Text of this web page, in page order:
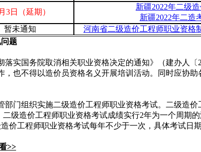
3日（延期）
新疆2022年二级
新疆2022年二造
暂未通知
河南省二级造价工程师职业资格
题
实国务院取消相关职业资格决定的通知》（建办人〔
也不得以造价员资格名义开展培训活动。同时应协
门组织实施二级造价工程师职业资格考试。二级造
级造价工程师职业资格考试成绩实行2年为一个周期
价工程师职业资格考试每年不少于一次，具体考试日期
>>